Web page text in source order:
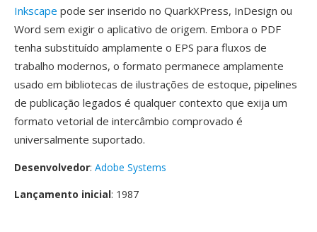
Inkscape pode ser inserido no QuarkXPress, InDesign ou
Word sem exigir o aplicativo de origem. Embora o PDF
tenha substituído amplamente o EPS para fluxos de
trabalho modernos, o formato permanece amplamente
usado em bibliotecas de ilustrações de estoque, pipelines
de publicação legados é qualquer contexto que exija um
formato vetorial de intercâmbio comprovado é
universalmente suportado.
Desenvolvedor: Adobe Systems
Lançamento inicial: 1987